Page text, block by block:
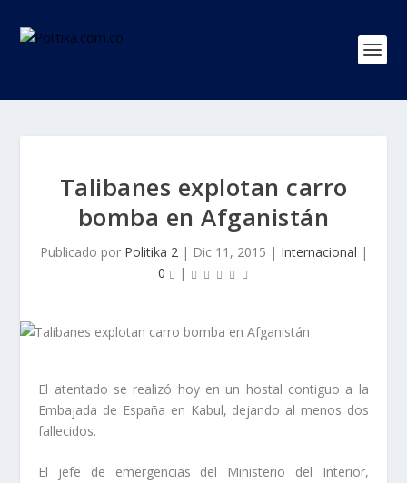
Talibanes explotan carro
bomba en Afganistán
Publicado por Politika 2| Dic 11, 2015 | Internacional |
0
|
El atentado se realizó hoy en un hostal contiguo a la
Embajada de España en Kabul, dejando al menos dos
fallecidos.
El jefe de emergencias del Ministerio del Interior,